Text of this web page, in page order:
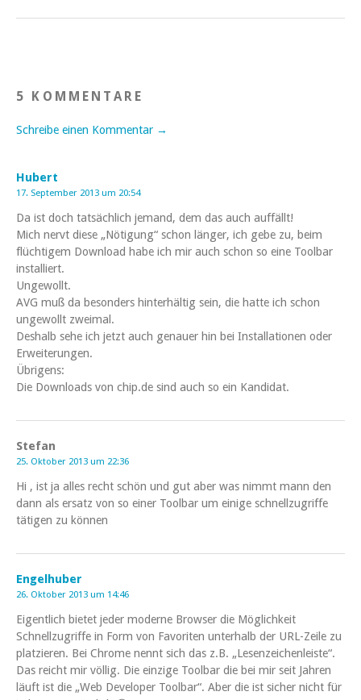
5 KOMMENTARE
Schreibe einen Kommentar →
Hubert
17. September 2013 um 20:54
Da ist doch tatsächlich jemand, dem das auch auffällt!
Mich nervt diese „Nötigung“ schon länger, ich gebe zu, beim
flüchtigem Download habe ich mir auch schon so eine Toolbar
installiert.
Ungewollt.
AVG muß da besonders hinterhältig sein, die hatte ich schon
ungewollt zweimal.
Deshalb sehe ich jetzt auch genauer hin bei Installationen oder
Erweiterungen.
Übrigens:
Die Downloads von chip.de sind auch so ein Kandidat.
Stefan
25. Oktober 2013 um 22:36
Hi , ist ja alles recht schön und gut aber was nimmt mann den
dann als ersatz von so einer Toolbar um einige schnellzugriffe
tätigen zu können
Engelhuber
26. Oktober 2013 um 14:46
Eigentlich bietet jeder moderne Browser die Möglichkeit
Schnellzugriffe in Form von Favoriten unterhalb der URL-Zeile zu
platzieren. Bei Chrome nennt sich das z.B. „Lesenzeichenleiste“.
Das reicht mir völlig. Die einzige Toolbar die bei mir seit Jahren
läuft ist die „Web Developer Toolbar“. Aber die ist sicher nicht für